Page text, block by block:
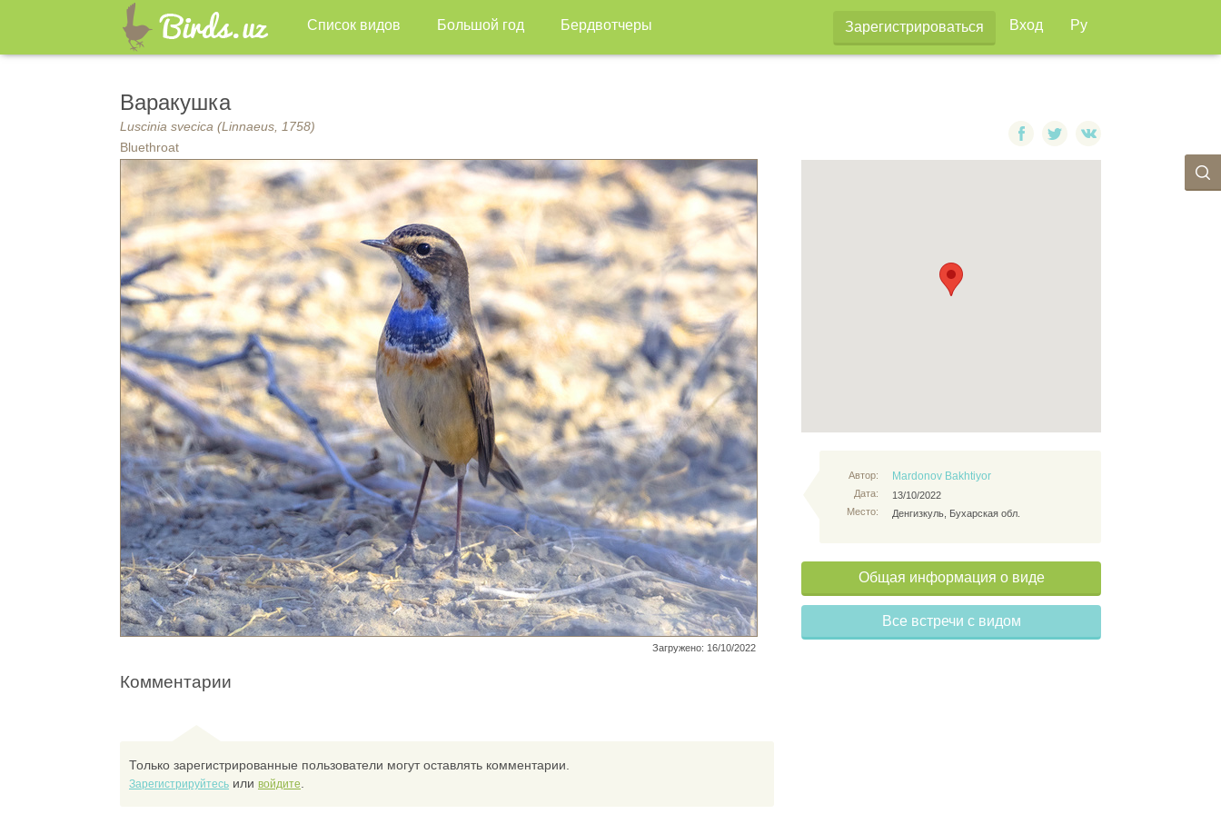
Список видов Большой год Бердвотчеры Зарегистрироваться Вход Ру
Варакушка
Luscinia svecica (Linnaeus, 1758)
Bluethroat
Загружено: 16/10/2022
Автор:
Дата:
Место:
Mardonov Bakhtiyor
13/10/2022
Денгизкуль, Бухарская обл.
Общая информация о виде
Все встречи с видом
Комментарии
Только зарегистрированные пользователи могут оставлять комментарии.
Зарегистрируйтесь или войдите